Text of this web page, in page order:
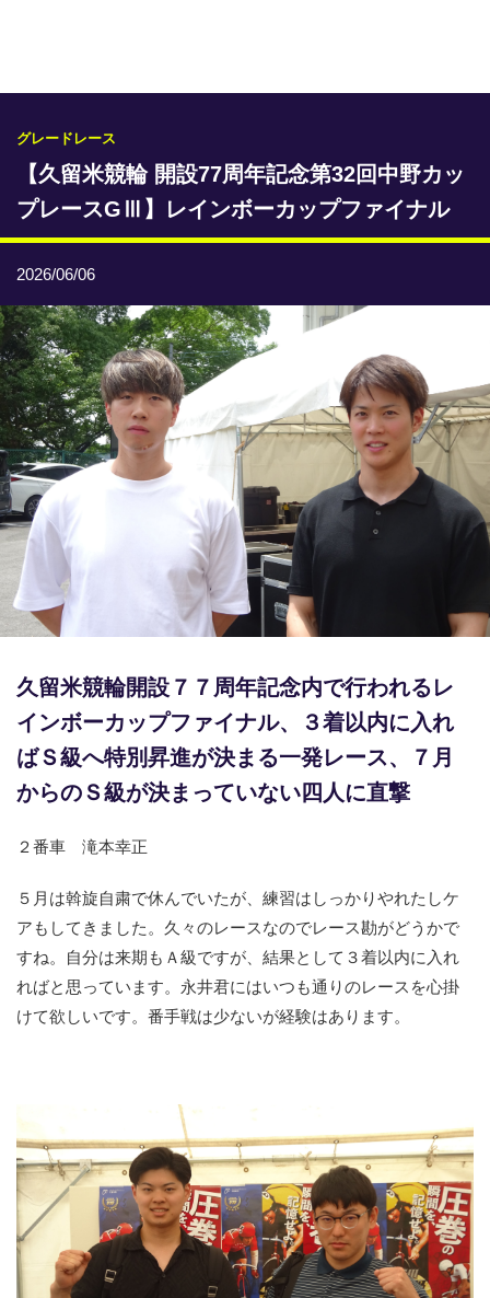
レース情報
本日のおすすめレース
年間開催予定表
トリマクリオリジナル予想
トリマクリコラム
お知らせ
番記者とくダネ！
選手ランキング
競輪場ガイド
記者紹介
運営会社概要
ご意見をお聞かせください
お問い合わせ
談
よくある質問
グレードレース
【久留米競輪 開設77周年記念第32回中野カッ
プレースGⅢ】レインボーカップファイナル
2026/06/06
久留米競輪開設７７周年記念内で行われるレ
インボーカップファイナル、３着以内に入れ
ばＳ級へ特別昇進が決まる一発レース、７月
からのＳ級が決まっていない四人に直撃
２番車 滝本幸正
５月は斡旋自粛で休んでいたが、練習はしっかりやれたしケ
アもしてきました。久々のレースなのでレース勘がどうかで
すね。自分は来期もＡ級ですが、結果として３着以内に入れ
ればと思っています。永井君にはいつも通りのレースを心掛
けて欲しいです。番手戦は少ないが経験はあります。